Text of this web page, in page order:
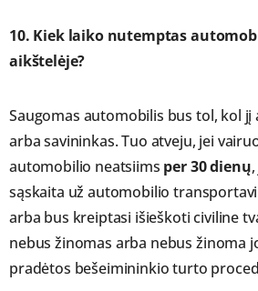
10. Kiek laiko nutemptas
aikštelėje?
Saugomas automobilis bus tol, kol
arba savininkas. Tuo atveju, jei
automobilio neatsiims per 30 dienų
sąskaita už automobilio
arba bus kreiptasi išieškoti civiline
nebus žinomas arba nebus žinoma
pradėtos bešeimininkio turto